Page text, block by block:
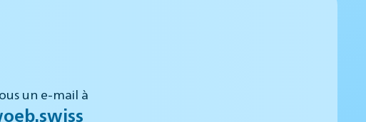
un e-mail à